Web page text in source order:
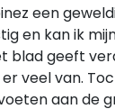
een
en kan ik
blad geeft
veel van.
aan de